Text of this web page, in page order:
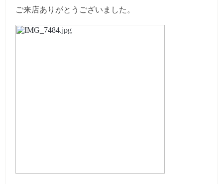
ご来店ありがとうございました。